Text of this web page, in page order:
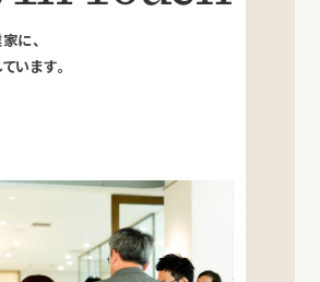
に、
います。